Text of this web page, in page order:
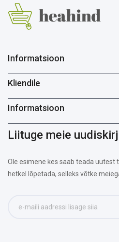
Informatsioon
Kliendile
Informatsioon
Liituge meie
Ole esimene kes saab teada uutest
hetkel lõpetada, selleks võtke